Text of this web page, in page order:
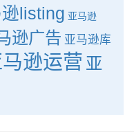
listing 亚马逊
逊广告 亚马逊库
逊运营 亚